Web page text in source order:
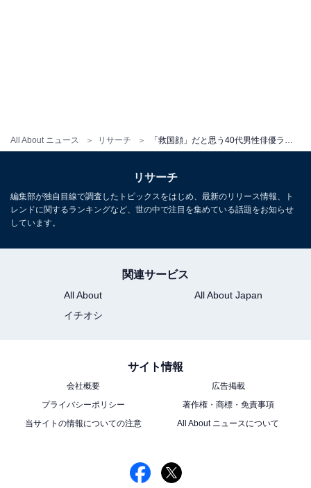
All About ニュース リサーチ
い・バラエティ番組を網羅的に視聴し、エンタメ関連の情報収集源
も大半がテレビから。宣伝会議「編集･ライター養成講座 総合コー
...続きを読む
次ページ 10位までのランキング結果を見る
リサーチ
編集部が独自目線で調査したトピックスをはじめ、最新のリリース情報、ト
レンドに関するランキングなど、世の中で注目を集めている話題をお知らせ
しています。
関連サービス
All About
All About Japan
イチオシ
サイト情報
会社概要
広告掲載
プライバシーポリシー
著作権・商標・免責事項
当サイトの情報についての注意
All About ニュースについて